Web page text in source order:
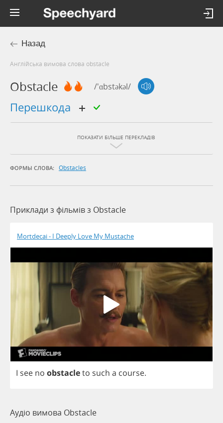
Назад
Англійська вимова слова obstacle
Obstacle /'ɑbstəkəl/
перешкода
ПОКАЗАТИ БІЛЬШЕ ПЕРЕКЛАДІВ
ФОРМЫ СЛОВА: Obstacles
Приклади з фільмів з Obstacle
Mortdecai - I Deeply Love My Mustache
I see no obstacleto such a course.
Аудіо вимова Obstacle